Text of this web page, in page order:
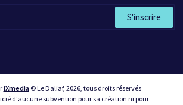
S'inscrire
iXmedia© Le Daliaf, 2026, tous droits réservés
d'aucune subvention pour sa création ni pour